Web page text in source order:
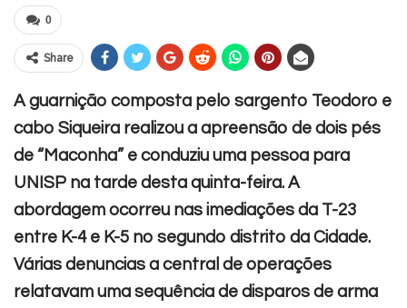
0
Share
A guarnição composta pelo sargento Teodoro e
cabo Siqueira realizou a apreensão de dois pés
de “Maconha” e conduziu uma pessoa para
UNISP na tarde desta quinta-feira. A
abordagem ocorreu nas imediações da T-23
entre K-4 e K-5 no segundo distrito da Cidade.
Várias denuncias a central de operações
relatavam uma sequência de disparos de arma